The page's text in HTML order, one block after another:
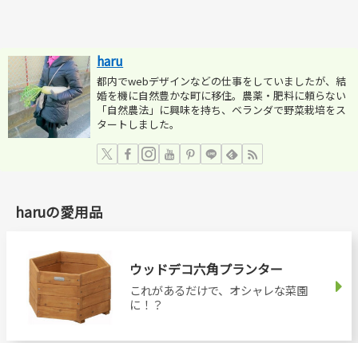
haru
都内でwebデザインなどの仕事をしていましたが、結
婚を機に自然豊かな町に移住。農薬・肥料に頼らない
「自然農法」に興味を持ち、ベランダで野菜栽培をス
タートしました。
haruの愛用品
ウッドデコ六角プランター
これがあるだけで、オシャレな菜園
に！？